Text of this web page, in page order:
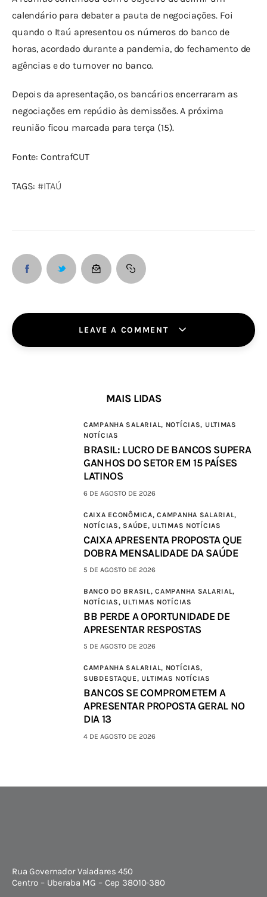
calendário para debater a pauta de negociações. Foi
quando o Itaú apresentou os números do banco de
horas, acordado durante a pandemia, do fechamento de
agências e do turnover no banco.
Depois da apresentação, os bancários encerraram as
negociações em repúdio às demissões. A próxima
reunião ficou marcada para terça (15).
Fonte: ContrafCUT
TAGS: #ITAÚ
LEAVE A COMMENT
MAIS LIDAS
CAMPANHA SALARIAL, NOTÍCIAS, ULTIMAS
NOTÍCIAS
BRASIL: LUCRO DE BANCOS SUPERA
GANHOS DO SETOR EM 15 PAÍSES
LATINOS
6 DE AGOSTO DE 2026
CAIXA ECONÔMICA,CAMPANHA SALARIAL,
NOTÍCIAS, SAÚDE, ULTIMAS NOTÍCIAS
CAIXA APRESENTA PROPOSTA QUE
DOBRA MENSALIDADE DA SAÚDE
5 DE AGOSTO DE 2026
BANCO DO BRASIL,CAMPANHA SALARIAL,
NOTÍCIAS, ULTIMAS NOTÍCIAS
BB PERDE A OPORTUNIDADE DE
APRESENTAR RESPOSTAS
5 DE AGOSTO DE 2026
CAMPANHA SALARIAL, NOTÍCIAS,
SUBDESTAQUE, ULTIMAS NOTÍCIAS
BANCOS SE COMPROMETEM A
APRESENTAR PROPOSTA GERAL NO
DIA 13
4 DE AGOSTO DE 2026
Rua Governador Valadares 450
Centro – Uberaba MG – Cep 38010-380